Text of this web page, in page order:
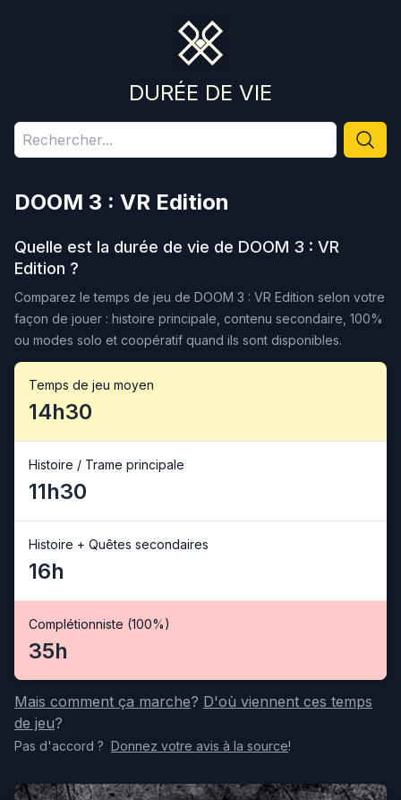
DURÉE DE VIE
DOOM 3 : VR Edition
Quelle est la durée de vie de DOOM 3 : VR
Edition ?
Comparez le temps de jeu de DOOM 3 : VR Edition selon votre
façon de jouer : histoire principale, contenu secondaire, 100%
ou modes solo et coopératif quand ils sont disponibles.
Temps de jeu moyen
14h30
Histoire / Trame principale
11h30
Histoire + Quêtes secondaires
16h
Complétionniste (100%)
35h
Mais comment ça marche? D'où viennent ces temps
de jeu?
Pas d'accord ? Donnez votre avis à la source!